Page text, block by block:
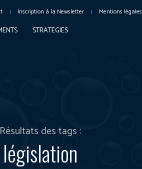
Inscription à la Newsletter Mentions légales
STRATEGIES
Résultats des tags :
législation